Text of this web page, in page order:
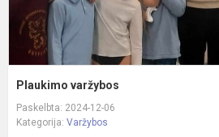
Plaukimo varžybos
Paskelbta: 2024-12-06
Kategorija: Varžybos